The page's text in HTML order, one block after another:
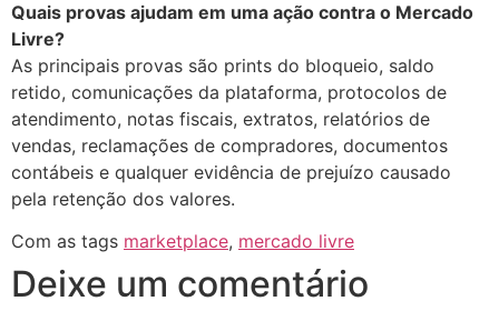
Quais provas ajudam em uma ação contra o Mercado
Livre?
As principais provas são prints do bloqueio, saldo
retido, comunicações da plataforma, protocolos de
atendimento, notas fiscais, extratos, relatórios de
vendas, reclamações de compradores, documentos
contábeis e qualquer evidência de prejuízo causado
pela retenção dos valores.
Com as tags marketplace, mercado livre
Deixe um comentário